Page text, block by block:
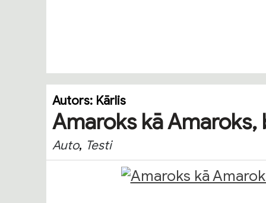
Autors: Kārlis
Amaroks kā
Auto, Testi